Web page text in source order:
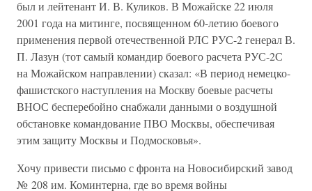
был и лейтенант И. В. Куликов. В Можайске 22 июля
2001 года на митинге, посвященном 60-летию боевого
применения первой отечественной РЛС РУС-2 генерал В.
П. Лазун (тот самый командир боевого расчета РУС-2С
на Можайском направлении) сказал: «В период немецко-
фашистского наступления на Москву боевые расчеты
ВНОС бесперебойно снабжали данными о воздушной
обстановке командование ПВО Москвы, обеспечивая
этим защиту Москвы и Подмосковья».
Хочу привести письмо с фронта на Новосибирский завод
№ 208 им. Коминтерна, где во время войны